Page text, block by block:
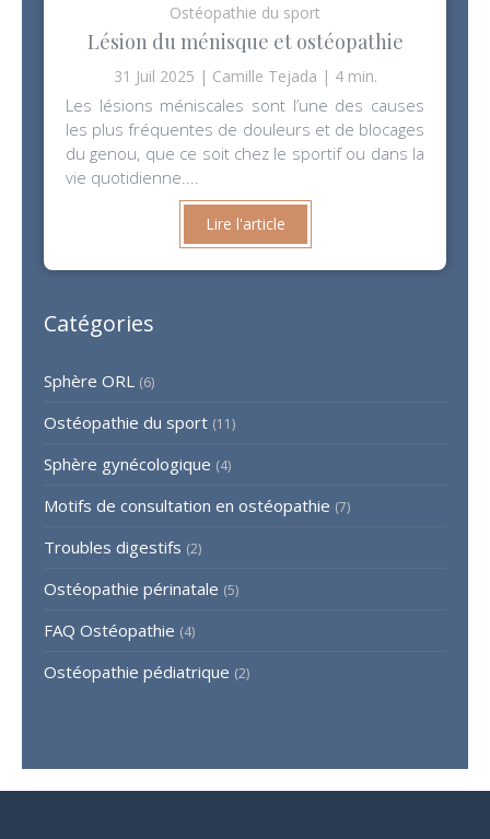
Ostéopathie du sport
Lésion du ménisque et ostéopathie
31 Juil 2025 Camille Tejada 4 min.
Les lésions méniscales sont l’une des causes
les plus fréquentes de douleurs et de blocages
du genou, que ce soit chez le sportif ou dans la
vie quotidienne....
Lire l'article
Catégories
Sphère ORL (6)
Ostéopathie du sport (11)
Sphère gynécologique (4)
Motifs de consultation en ostéopathie (7)
Troubles digestifs (2)
Ostéopathie périnatale (5)
FAQ Ostéopathie (4)
Ostéopathie pédiatrique (2)